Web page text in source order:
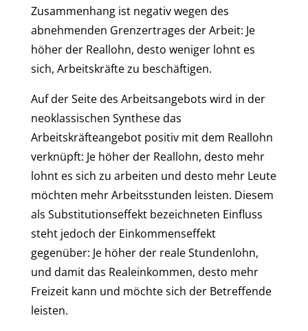
Zusammenhang ist negativ wegen des
abnehmenden Grenzertrages der Arbeit: Je
höher der Reallohn, desto weniger lohnt es
sich, Arbeitskräfte zu beschäftigen.
Auf der Seite des Arbeitsangebots wird in der
neoklassischen Synthese das
Arbeitskräfteangebot positiv mit dem Reallohn
verknüpft: Je höher der Reallohn, desto mehr
lohnt es sich zu arbeiten und desto mehr Leute
möchten mehr Arbeitsstunden leisten. Diesem
als Substitutionseffekt bezeichneten Einfluss
steht jedoch der Einkommenseffekt
gegenüber: Je höher der reale Stundenlohn,
und damit das Realeinkommen, desto mehr
Freizeit kann und möchte sich der Betreffende
leisten.